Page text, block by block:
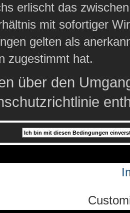
erlischt das
mit sofortiger
gelten als
zugestimmt hat.
über den